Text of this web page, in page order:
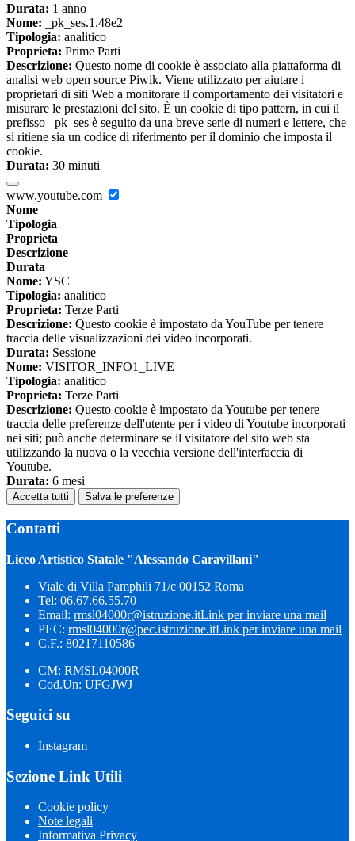
Durata: 1 anno
Nome: _pk_ses.1.48e2
Tipologia: analitico
Proprieta: Prime Parti
Descrizione: Questo nome di cookie è associato alla piattaforma di
analisi web open source Piwik. Viene utilizzato per aiutare i
proprietari di siti Web a monitorare il comportamento dei visitatori e
misurare le prestazioni del sito. È un cookie di tipo pattern, in cui il
prefisso _pk_ses è seguito da una breve serie di numeri e lettere, che
si ritiene sia un codice di riferimento per il dominio che imposta il
cookie.
Durata: 30 minuti
www.youtube.com
Nome
Tipologia
Proprieta
Descrizione
Durata
Nome: YSC
Tipologia: analitico
Proprieta: Terze Parti
Descrizione: Questo cookie è impostato da YouTube per tenere
traccia delle visualizzazioni dei video incorporati.
Durata: Sessione
Nome: VISITOR_INFO1_LIVE
Tipologia: analitico
Proprieta: Terze Parti
Descrizione: Questo cookie è impostato da Youtube per tenere
traccia delle preferenze dell'utente per i video di Youtube incorporati
nei siti; può anche determinare se il visitatore del sito web sta
utilizzando la nuova o la vecchia versione dell'interfaccia di
Youtube.
Durata: 6 mesi
Accetta tutti Salva le preferenze
Contatti
Liceo Artistico Statale "Alessando Caravillani"
Viale di Villa Pamphili 71/c 00152 Roma
Tel: 06.67.66.55.70
Email: rmsl04000r@istruzione.itLink per inviare una mail
PEC: rmsl04000r@pec.istruzione.itLink per inviare una mail
C.F.: 80217110586
CM: RMSL04000R
Cod.Un: UFGJWJ
Seguici su
Instagram
Sezione Link Utili
Cookie policy
Note legali
Informativa Privacy